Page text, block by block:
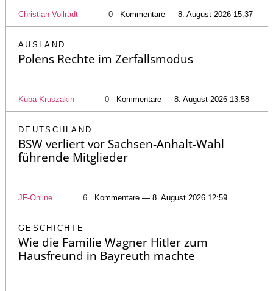
Christian Vollradt 0 Kommentare — 8. August 2026 15:37
AUSLAND
Polens Rechte im Zerfallsmodus
Kuba Kruszakin 0 Kommentare — 8. August 2026 13:58
DEUTSCHLAND
BSW verliert vor Sachsen-Anhalt-Wahl
führende Mitglieder
JF-Online 6 Kommentare — 8. August 2026 12:59
GESCHICHTE
Wie die Familie Wagner Hitler zum
Hausfreund in Bayreuth machte